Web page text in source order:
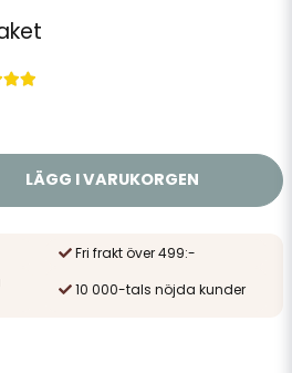
LÄGG I VARUKORGEN
Fri frakt över 499:-
10 000-tals nöjda kunder